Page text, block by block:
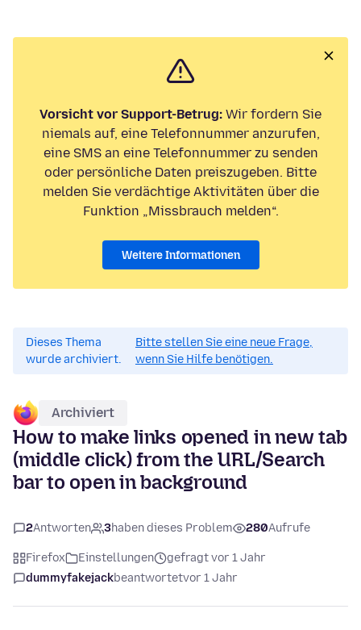
Vorsicht vor Support-Betrug: Wir fordern Sie
niemals auf, eine Telefonnummer anzurufen,
eine SMS an eine Telefonnummer zu senden
oder persönliche Daten preiszugeben. Bitte
melden Sie verdächtige Aktivitäten über die
Funktion „Missbrauch melden“.
Weitere Informationen
Dieses Thema
wurde archiviert.
Bitte stellen Sie eine neue Frage,
wenn Sie Hilfe benötigen.
Archiviert
How to make links opened in new tab
(middle click) from the URL/Search
bar to open in background
2Antworten 3haben dieses Problem 280Aufrufe
Firefox Einstellungen
gefragt vor 1 Jahr
dummyfakejackbeantwortetvor 1 Jahr